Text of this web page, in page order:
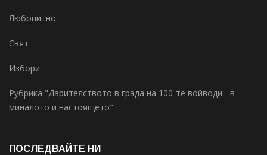
Любопитно
Свят
Избори
Рубрика "Дарителството в града на 100-те войводи - в
миналото и настоящето"
ПОСЛЕДВАЙТЕ НИ